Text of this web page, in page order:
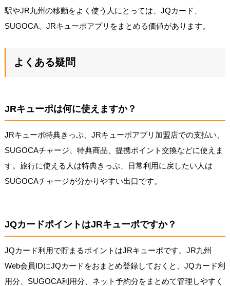
駅やJR九州の移動をよく使う人にとっては、JQカード、
SUGOCA、JRキューポアプリをまとめる価値があります。
よくある疑問
JRキューポは何に使えますか？
JRキューポ特典きっぷ、JRキューポアプリ加盟店での支払い、
SUGOCAチャージ、特典商品、提携ポイント交換などに使えま
す。旅行に使える人は特典きっぷ、日常利用に戻したい人は
SUGOCAチャージが分かりやすい出口です。
JQカードポイントはJRキューポですか？
JQカード利用で貯まるポイントはJRキューポです。JR九州
Web会員IDにJQカードをおまとめ登録しておくと、JQカード利
用分、SUGOCA利用分、ネット予約分をまとめて管理しやすく